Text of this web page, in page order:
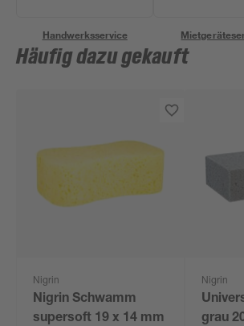
Handwerksservice
Häufig dazu gekauft
Nigrin
Nigrin Schwamm
supersoft 19 x 14 mm
Nigrin
grau